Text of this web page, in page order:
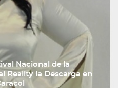
Nacional de la
Reality la Descarga en